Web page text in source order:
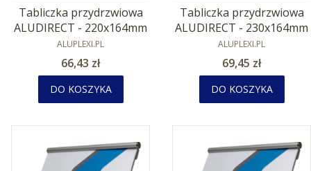
Tabliczka przydrzwiowa
ALUDIRECT - 220x164mm
PRODUCENT
ALUPLEXI.PL
Cena
66,43 zł
DO KOSZYKA
Tabliczka przydrzwiowa
ALUDIRECT - 230x164mm
PRODUCENT
ALUPLEXI.PL
Cena
69,45 zł
DO KOSZYKA